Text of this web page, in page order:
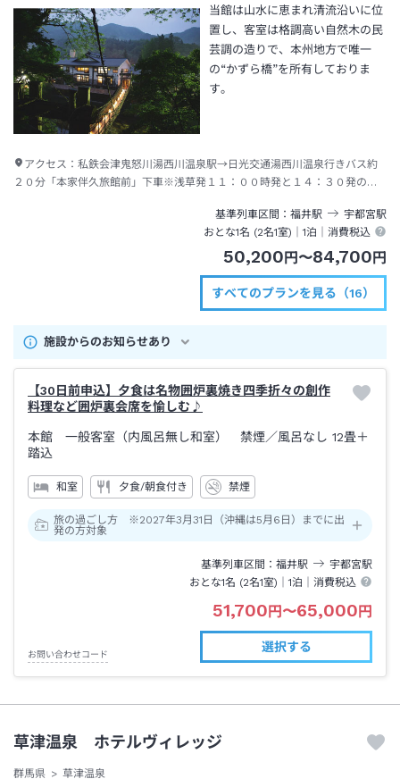
当館は山水に恵まれ清流沿いに位
置し、客室は格調高い自然木の民
芸調の造りで、本州地方で唯一
の“かずら橋”を所有しておりま
す。
アクセス： 私鉄会津鬼怒川湯西川温泉駅→日光交通湯西川温泉行きバス約
２０分「本家伴久旅館前」下車※浅草発１１：００時発と１４：３０発の特
へ接続） 日光市街から本家伴久までは車で１時間３０分ほどかかります。
基準列車区間 福井駅 宇都宮駅
おとな1名 (2名1室)｜1泊 ｜消費税込
50,200円〜84,700円
すべてのプランを見る（16）
施設からのお知らせあり
【30日前申込】夕食は名物囲炉裏焼き四季折々の創作
料理など囲炉裏会席を愉しむ♪
本館 一般客室（内風呂無し和室） 禁煙／風呂なし 12畳＋
踏込
和室 夕食/朝食付き 禁煙
旅の過ごし方 ※2027年3月31日（沖縄は5月6日）までに出
発の方対象
基準列車区間 福井駅 宇都宮駅
おとな1名 (2名1室)｜1泊 ｜消費税込
51,700円〜65,000円
お問い合わせコード
選択する
草津温泉 ホテルヴィレッジ
群馬県 草津温泉